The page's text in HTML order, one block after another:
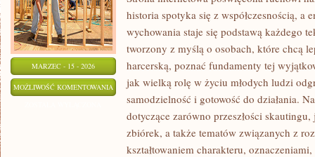
MARZEC - 15 - 2026
MOŻLIWOŚĆ KOMENTOWANIA CIEKAWE
DRUŻYNY
HISTORIE
historia spotyka się z współczesnością, a
wychowania staje się podstawą każdego
tworzony z myślą o osobach, które chcą
harcerską, poznać fundamenty tej
jak wielką rolę w życiu młodych ludzi
samodzielność i gotowość do działania.
dotyczące zarówno przeszłości
zbiórek, a także tematów związanych z
kształtowaniem charakteru,